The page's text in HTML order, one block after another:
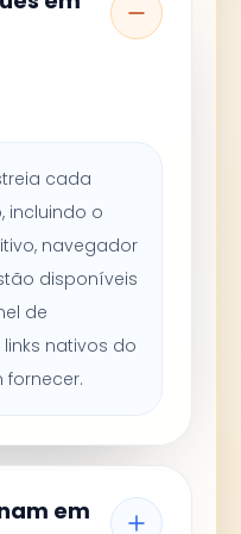
cada
incluindo o
navegador
disponíveis
de
nativos do
em